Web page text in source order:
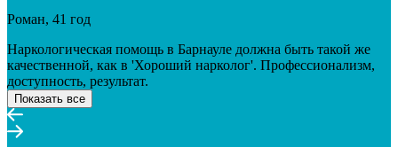
Роман, 41 год
Наркологическая помощь в Барнауле должна быть такой же
качественной, как в 'Хороший нарколог'. Профессионализм,
доступность, результат.
Показать все